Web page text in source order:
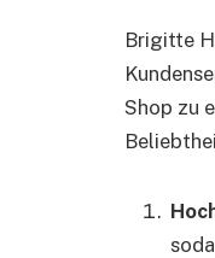
Brigitte
Shop zu